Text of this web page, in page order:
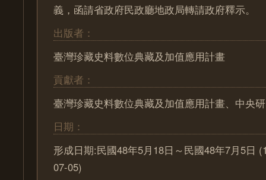
義，函請省政府民政廳地政局轉請政府釋示。
出版者：
臺灣珍藏史料數位典藏及加值應用計畫
貢獻者：
臺灣珍藏史料數位典藏及加值應用計畫、中央
日期：
形成日期:民國48年5月18日～民國48年7月5日
07-05)